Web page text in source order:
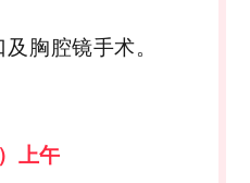
胸腔镜手术。
上午